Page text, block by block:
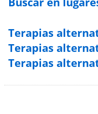
Terapias
Terapias
Terapias